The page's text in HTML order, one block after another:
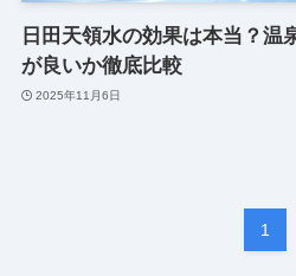
日田天領水の効果は本当？温
が良いか徹底比較
2025年11月6日
1